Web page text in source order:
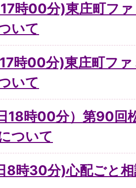
時00分)東庄町フ
いて
時00分)東庄町フ
いて
18時00分）第90回
ついて
8時30分)心配ごと